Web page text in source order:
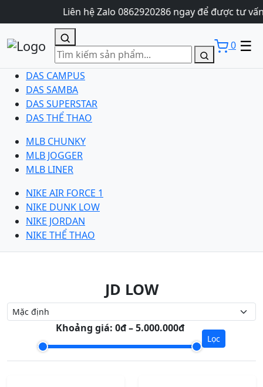
Liên hệ Zalo 0862920286 ngay để được tư
0 ☰
DAS CAMPUS
DAS SAMBA
DAS SUPERSTAR
DAS THỂ THAO
MLB CHUNKY
MLB JOGGER
MLB LINER
NIKE AIR FORCE 1
NIKE DUNK LOW
NIKE JORDAN
NIKE THỂ THAO
JD LOW
Khoảng giá: 0đ – 5.000.000đ
Lọc